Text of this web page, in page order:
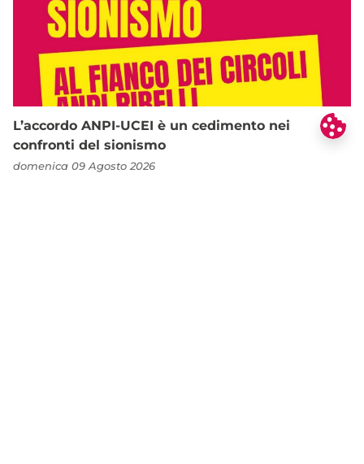
L’accordo ANPI-UCEI è un cedimento nei
confronti del sionismo
domenica 09 Agosto 2026